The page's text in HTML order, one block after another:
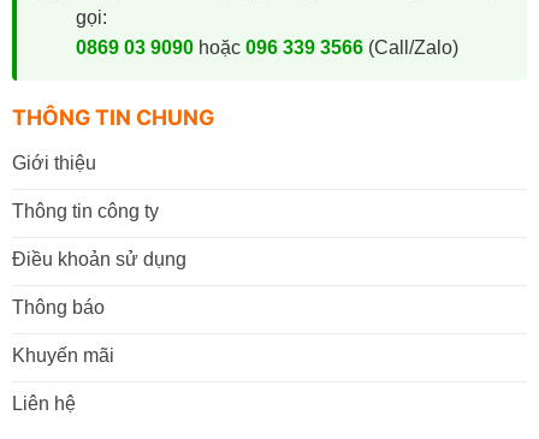
gọi:
0869 03 9090hoặc 096 339 3566(Call/Zalo)
THÔNG TIN CHUNG
Giới thiệu
Thông tin công ty
Điều khoản sử dụng
Thông báo
Khuyến mãi
Liên hệ